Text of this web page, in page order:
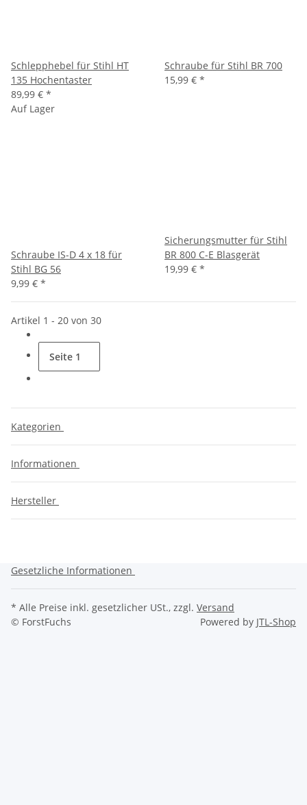
Schlepphebel für Stihl HT
135 Hochentaster
89,99 € *
Schraube für Stihl BR 700
15,99 € *
Auf Lager
Schraube IS-D 4 x 18 für
Stihl BG 56
9,99 € *
Sicherungsmutter für Stihl
BR 800 C-E Blasgerät
19,99 € *
Artikel 1 - 20 von 30
Seite 1
Kategorien
Informationen
Hersteller
Gesetzliche Informationen
* Alle Preise inkl. gesetzlicher USt., zzgl. Versand
© ForstFuchs
Powered by JTL-Shop